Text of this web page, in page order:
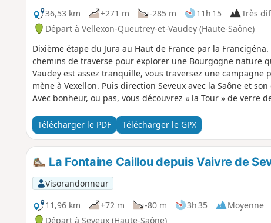
36,53 km
+271 m -285 m 11h 15
Très
Départ à Vellexon-Queutrey-et-Vaudey (Haute-Saône)
Dixième étape du Jura au Haut de France par la
chemins de traverse pour explorer une Bourgogne nature
Vaudey est assez tranquille, vous traversez une
mène à Vexellon. Puis direction Seveux avec la Saône et
Avec bonheur, ou pas, vous découvrez « la Tour » de verre
charmants villages tels que, Denèvre,Framont pour arriver
romane millénaire.
Télécharger le PDF Télécharger le GPX
La Fontaine Caillou depuis Vaivre de
Visorandonneur
11,96 km
+72 m -80 m 3h 35
Moyenne
Départ à Seveux (Haute-Saône)